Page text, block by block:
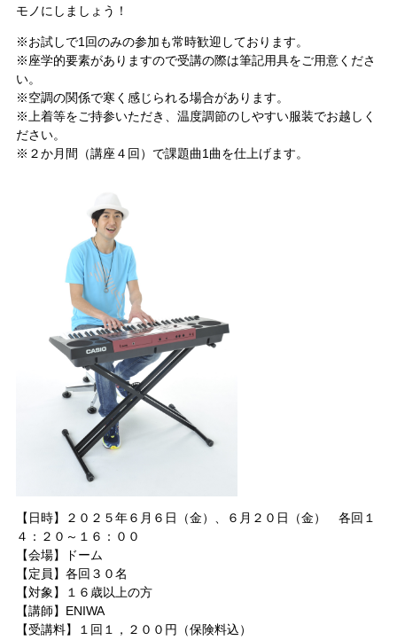
モノにしましょう！
※お試しで1回のみの参加も常時歓迎しております。
※座学的要素がありますので受講の際は筆記用具をご用意くださ
い。
※空調の関係で寒く感じられる場合があります。
※上着等をご持参いただき、温度調節のしやすい服装でお越しく
ださい。
※２か月間（講座４回）で課題曲1曲を仕上げます。
【日時】２０２５年６月６日（金）、６月２０日（金） 各回１
４：２０～１６：００
【会場】ドーム
【定員】各回３０名
【対象】１６歳以上の方
【講師】ENIWA
【受講料】１回１，２００ 円
（保険料込）